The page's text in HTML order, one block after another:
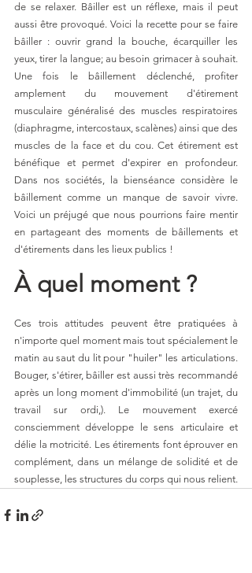
de se relaxer. Bâiller est un réflexe, mais il peut
aussi être provoqué. Voici la recette pour se faire
bâiller : ouvrir grand la bouche, écarquiller les
yeux, tirer la langue; au besoin grimacer à souhait.
Une fois le bâillement déclenché, profiter
amplement du mouvement d'étirement
musculaire généralisé des muscles respiratoires
(diaphragme, intercostaux, scalènes) ainsi que des
muscles de la face et du cou. Cet étirement est
bénéfique et permet d'expirer en profondeur.
Dans nos sociétés, la bienséance considère le
bâillement comme un manque de savoir vivre.
Voici un préjugé que nous pourrions faire mentir
en partageant des moments de bâillements et
d'étirements dans les lieux publics !
À quel moment ?
Ces trois attitudes peuvent être pratiquées à
n'importe quel moment mais tout spécialement le
matin au saut du lit pour "huiler" les articulations.
Bouger, s'étirer, bâiller est aussi très recommandé
après un long moment d'immobilité (un trajet, du
travail sur ordi,). Le mouvement exercé
consciemment développe le sens articulaire et
délie la motricité. Les étirements font éprouver en
complément, dans un mélange de solidité et de